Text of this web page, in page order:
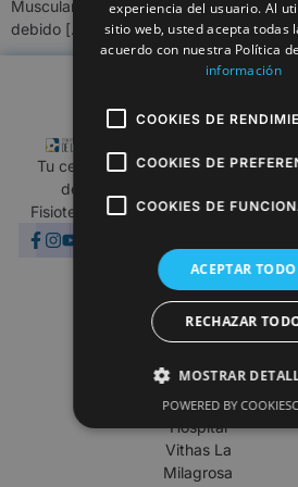
Muscular El dolor muscular es una
debido […]
Tu centro
de
Fisioterapia
420
Lunes-
Viernes:
10:00-
19:00
domingos:
cerrado
Hospital
Vithas La
Milagrosa
de
experiencia del usuario. Al
sitio web, usted acepta todas
acuerdo con nuestra Política
información
COOKIES DE
COOKIES DE
COOKIES DE
ACEPTAR TODO
RECHAZAR
MOSTRAR
POWERED BY